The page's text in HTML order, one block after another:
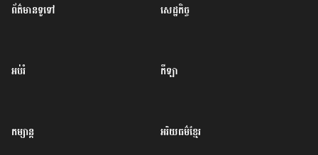
ព័ត៌មានទូទៅ សេដ្ឋកិច្ច
អប់រំ កីឡា
កម្សាន្ត អរិយធម៌ខ្មែរ